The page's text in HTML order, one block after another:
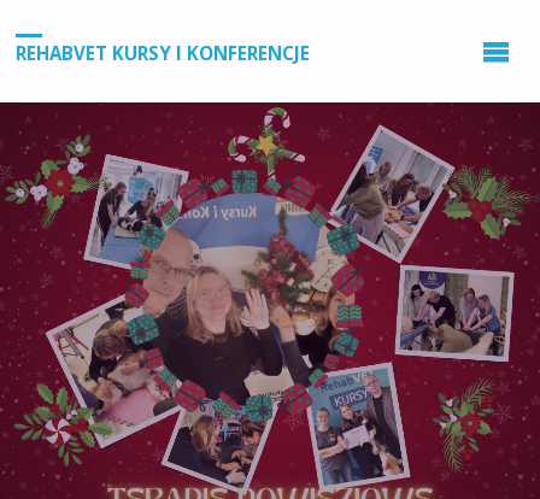
REHABVET KURSY I KONFERENCJE